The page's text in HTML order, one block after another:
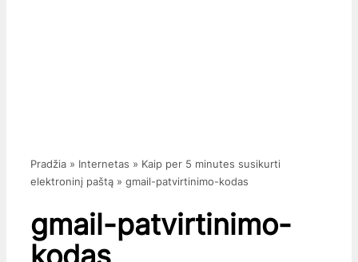
Pradžia » Internetas » Kaip per 5 minutes susikurti
elektroninį paštą » gmail-patvirtinimo-kodas
gmail-patvirtinimo-